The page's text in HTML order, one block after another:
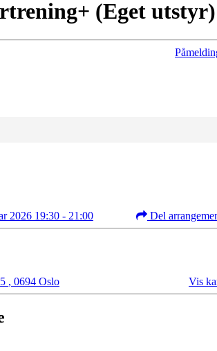
(Eget utstyr)
2026 19:30 - 21:00 Del
, 0694 Oslo Vis